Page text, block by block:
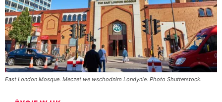
East London Mosque. Meczet we wschodnim Londynie. Photo Shutterstock.